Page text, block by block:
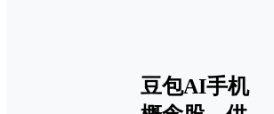
豆包AI手机